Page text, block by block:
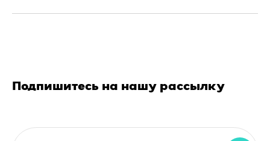
Подпишитесь на нашу рассылку